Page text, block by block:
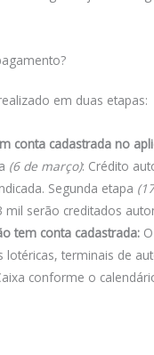
em duas etapas:
conta cadastrada no
(6 de março): Crédito
Segunda etapa
mil serão creditados
tem conta cadastrada:
lotéricas, terminais de
conforme o